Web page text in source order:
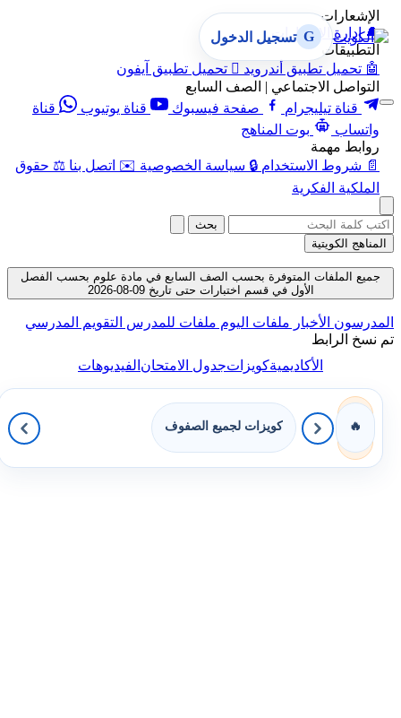
الإشعارات
🔔 إدارة الإشعارات
التطبيقات
🤖 تحميل تطبيق أندرويد  تحميل تطبيق آيفون
التواصل الاجتماعي | الصف السابع
قناة تيليجرام
صفحة فيسبوك قناة يوتيوب
قناة
واتساب
بوت المناهج
روابط مهمة
📄 شروط الاستخدام 🔒 سياسة الخصوصية ✉️ اتصل بنا ⚖️ حقوق
الملكية الفكرية
G تسجيل الدخول
بحث
المناهج الكويتية
جميع الملفات المتوفرة بحسب الصف السابع في مادة علوم بحسب الفصل
الأول في قسم اختبارات حتى تاريخ 09-08-2026
المدرسون الأخبار ملفات اليوم ملفات للمدرس التقويم المدرسي
تم نسخ الرابط
الأكاديميةكويزاتجدول الامتحانالفيديوهات
🔥 كويزات لجميع الصفوف